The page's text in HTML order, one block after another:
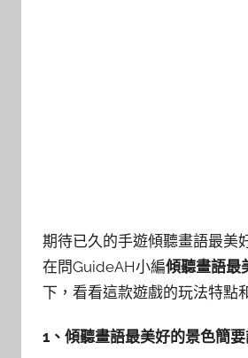
期待已久的手遊傾聽畫語最美
在問GuideAH小編傾聽畫語最
下，看看這款遊戲的玩法特點
1、傾聽畫語最美好的景色簡要